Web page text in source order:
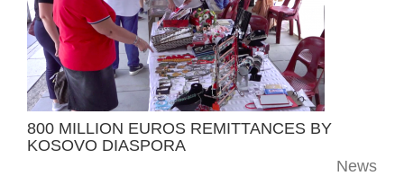
800 MILLION EUROS REMITTANCES BY
KOSOVO DIASPORA
News